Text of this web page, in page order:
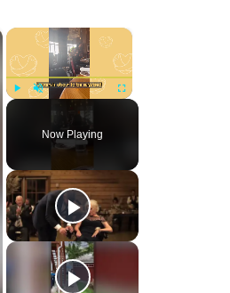
×
Fullscreen
Now Playing